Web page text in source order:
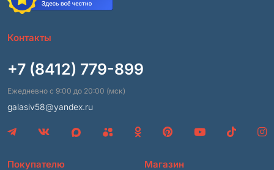
Контакты
+7 (8412) 779-899
Ежедневно с 9:00 до 20:00 (мск)
galasiv58@yandex.ru
Покупателю Магазин